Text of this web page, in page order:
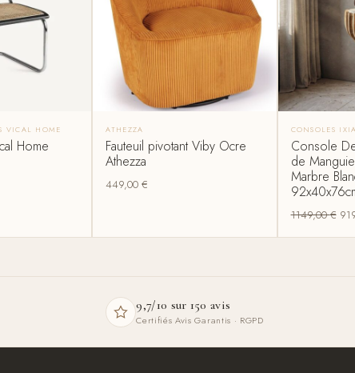
VICAL HOME
Home
ATHEZZA
Fauteuil pivotant Viby Ocre
Athezza
449,00€
CONSOLES IXIA
Console
de
Marbre
1149,00€
9,7/10 sur 150 avis
Certifiés Avis Garantis · RGPD